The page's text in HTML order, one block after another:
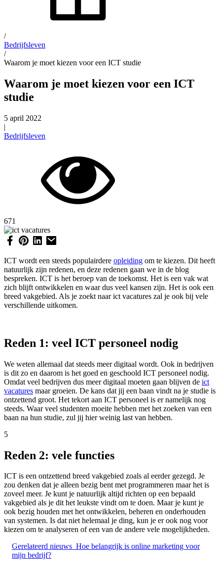
/
Bedrijfsleven
/
Waarom je moet kiezen voor een ICT studie
Waarom je moet kiezen voor een ICT
studie
5 april 2022
|
Bedrijfsleven
671
ICT wordt een steeds populairdere opleiding om te kiezen. Dit heeft
natuurlijk zijn redenen, en deze redenen gaan we in de blog
bespreken. ICT is het beroep van de toekomst. Het is een vak wat
zich blijft ontwikkelen en waar dus veel kansen zijn. Het is ook een
breed vakgebied. Als je zoekt naar ict vacatures zal je ook bij vele
verschillende uitkomen.
Reden 1: veel ICT personeel nodig
We weten allemaal dat steeds meer digitaal wordt. Ook in bedrijven
is dit zo en daarom is het goed en geschoold ICT personeel nodig.
Omdat veel bedrijven dus meer digitaal moeten gaan blijven de ict
vacatures maar groeien. De kans dat jij een baan vindt na je studie is
ontzettend groot. Het tekort aan ICT personeel is er namelijk nog
steeds. Waar veel studenten moeite hebben met het zoeken van een
baan na hun studie, zul jij hier weinig last van hebben.
5
Reden 2: vele functies
ICT is een ontzettend breed vakgebied zoals al eerder gezegd. Je
zou denken dat je alleen bezig bent met programmeren maar het is
zoveel meer. Je kunt je natuurlijk altijd richten op een bepaald
vakgebied als je dit het leukste vindt om te doen. Maar je kunt je
ook bezig houden met het ontwikkelen, beheren en onderhouden
van systemen. Is dat niet helemaal je ding, kun je er ook nog voor
kiezen om te analyseren of een van de andere vele mogelijkheden.
Gerelateerd nieuws Hoe belangrijk is online marketing voor
mijn bedrijf?